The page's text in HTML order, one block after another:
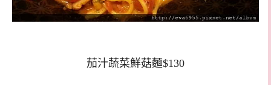
茄汁蔬菜鮮菇麵$130